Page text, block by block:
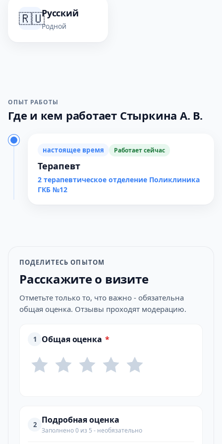
🇷🇺Русский
Родной
ОПЫТ РАБОТЫ
Где и кем работает Стыркина А. В.
настоящее время Работает сейчас
Терапевт
2 терапевтическое отделение Поликлиника
ГКБ №12
ПОДЕЛИТЕСЬ ОПЫТОМ
Расскажите о визите
Отметьте только то, что важно - обязательна
общая оценка. Отзывы проходят модерацию.
1 Общая оценка *
2 Подробная оценка
Заполнено 0 из 5 - необязательно